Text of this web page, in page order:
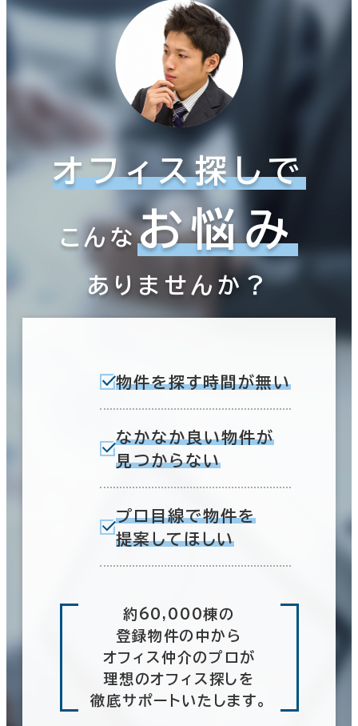
オフィス探しで
こんなお悩み
ありませんか？
物件を探す時間が無い
なかなか良い物件が
見つからない
プロ目線で物件を
提案してほしい
約60,000棟の
登録物件の中から
オフィス仲介のプロが
理想のオフィス探しを
徹底サポートいたします。